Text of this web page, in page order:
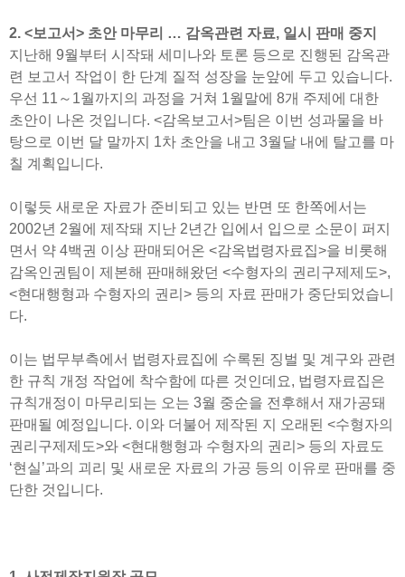
2. <보고서> 초안 마무리 … 감옥관련 자료, 일시 판매 중지
지난해 9월부터 시작돼 세미나와 토론 등으로 진행된 감옥관
련 보고서 작업이 한 단계 질적 성장을 눈앞에 두고 있습니다.
우선 11～1월까지의 과정을 거쳐 1월말에 8개 주제에 대한
초안이 나온 것입니다. <감옥보고서>팀은 이번 성과물을 바
탕으로 이번 달 말까지 1차 초안을 내고 3월달 내에 탈고를 마
칠 계획입니다.
이렇듯 새로운 자료가 준비되고 있는 반면 또 한쪽에서는
2002년 2월에 제작돼 지난 2년간 입에서 입으로 소문이 퍼지
면서 약 4백권 이상 판매되어온 <감옥법령자료집>을 비롯해
감옥인권팀이 제본해 판매해왔던 <수형자의 권리구제제도>,
<현대행형과 수형자의 권리> 등의 자료 판매가 중단되었습니
다.
이는 법무부측에서 법령자료집에 수록된 징벌 및 계구와 관련
한 규칙 개정 작업에 착수함에 따른 것인데요, 법령자료집은
규칙개정이 마무리되는 오는 3월 중순을 전후해서 재가공돼
판매될 예정입니다. 이와 더불어 제작된 지 오래된 <수형자의
권리구제제도>와 <현대행형과 수형자의 권리> 등의 자료도
‘현실’과의 괴리 및 새로운 자료의 가공 등의 이유로 판매를 중
단한 것입니다.